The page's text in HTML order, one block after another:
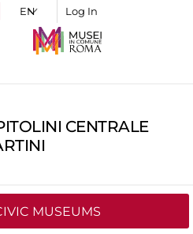
Log In
CENTRALE
MUSEUMS